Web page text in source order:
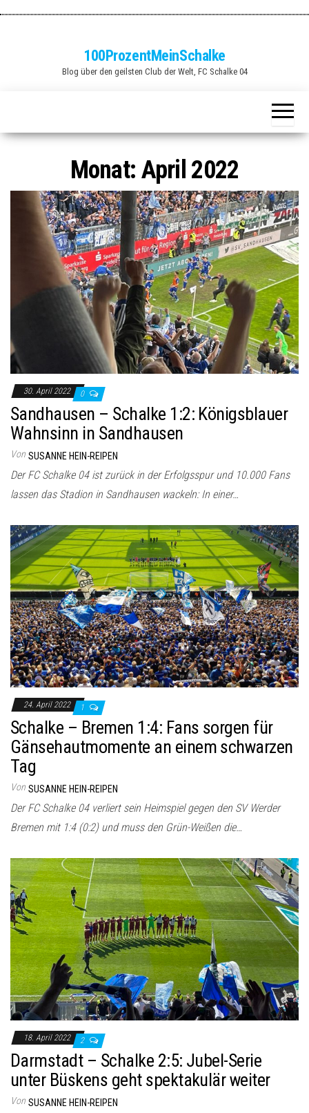
100ProzentMeinSchalke
Blog über den geilsten Club der Welt, FC Schalke 04
Monat: April 2022
30. April 2022 0
Sandhausen – Schalke 1:2: Königsblauer
Wahnsinn in Sandhausen
Von SUSANNE HEIN-REIPEN
Der FC Schalke 04 ist zurück in der Erfolgsspur und 10.000 Fans
lassen das Stadion in Sandhausen wackeln: In einer…
24. April 2022 1
Schalke – Bremen 1:4: Fans sorgen für
Gänsehautmomente an einem schwarzen
Tag
Von SUSANNE HEIN-REIPEN
Der FC Schalke 04 verliert sein Heimspiel gegen den SV Werder
Bremen mit 1:4 (0:2) und muss den Grün-Weißen die…
18. April 2022 2
Darmstadt – Schalke 2:5: Jubel-Serie
unter Büskens geht spektakulär weiter
Von SUSANNE HEIN-REIPEN